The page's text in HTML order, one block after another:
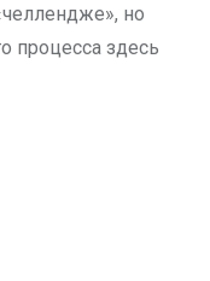
но
процесса здесь